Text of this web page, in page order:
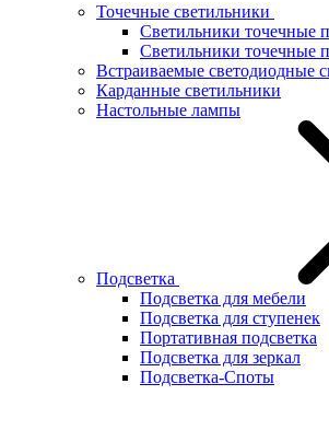
Точечные светильники
Светильники точечные
Светильники точечные
Встраиваемые светодиодные
Карданные светильники
Настольные лампы
Подсветка
Подсветка для мебели
Подсветка для ступенек
Портативная подсветка
Подсветка для зеркал
Подсветка-Споты